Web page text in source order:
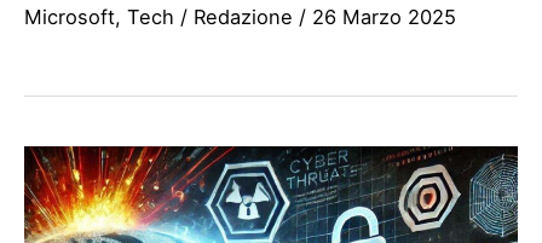
Microsoft, Tech / Redazione / 26 Marzo 2025